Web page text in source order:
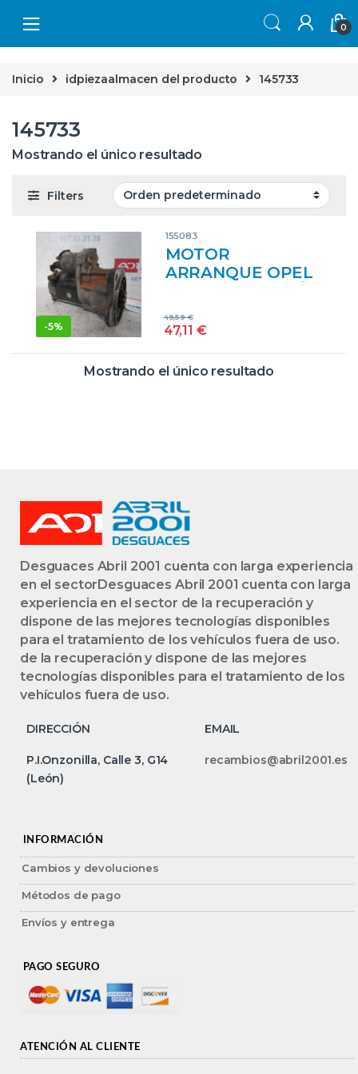
0
Inicio idpiezaalmacen del producto 145733
145733
Mostrando el único resultado
Filters
-5%
155083
MOTOR
ARRANQUE OPEL
A2 – #PROV#
BLANCA DE
47,11 €
49,59€
Mostrando el único resultado
Desguaces Abril 2001 cuenta con larga experiencia
en el sectorDesguaces Abril 2001 cuenta con larga
experiencia en el sector de la recuperación y
dispone de las mejores tecnologías disponibles
para el tratamiento de los vehículos fuera de uso.
de la recuperación y dispone de las mejores
tecnologías disponibles para el tratamiento de los
vehículos fuera de uso.
DIRECCIÓN EMAIL
P.I.Onzonilla, Calle 3, G14
(León)
recambios@abril2001.es
INFORMACIÓN
Cambios y devoluciones
Métodos de pago
Envíos y entrega
PAGO SEGURO
ATENCIÓN AL CLIENTE